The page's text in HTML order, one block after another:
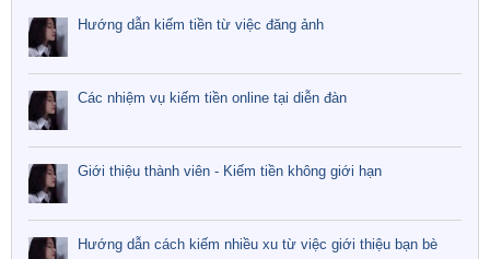
Hướng dẫn kiếm tiền từ việc đăng ảnh
Các nhiệm vụ kiếm tiền online tại diễn đàn
Giới thiệu thành viên - Kiếm tiền không giới hạn
Hướng dẫn cách kiếm nhiều xu từ việc giới thiệu bạn bè